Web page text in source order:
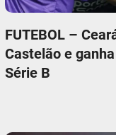
FUTEBOL –
Castelão e
Série B